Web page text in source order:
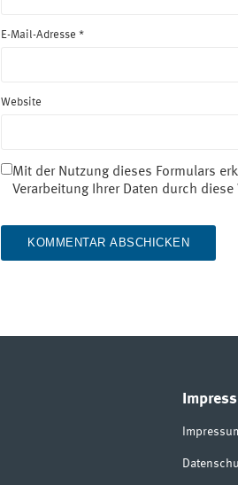
E-Mail-Adresse *
Website
Mit der Nutzung dieses Formulars
Verarbeitung Ihrer Daten durch